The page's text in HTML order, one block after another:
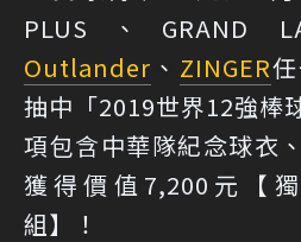
PLUS、GRAND
Outlander 、 ZINGER
抽中「2019世界12強棒
項包含中華隊紀念球衣
獲得價值7,200元【
組】！